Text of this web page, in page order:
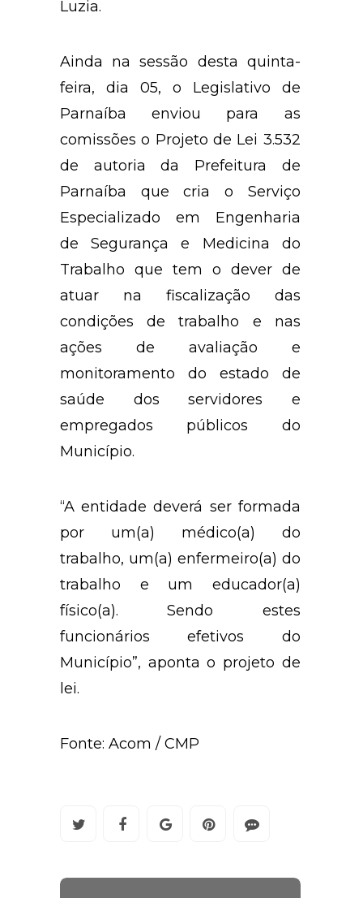
Luzia.
Ainda na sessão desta quinta-
feira, dia 05, o Legislativo de
Parnaíba enviou para as
comissões o Projeto de Lei 3.532
de autoria da Prefeitura de
Parnaíba que cria o Serviço
Especializado em Engenharia
de Segurança e Medicina do
Trabalho que tem o dever de
atuar na fiscalização das
condições de trabalho e nas
ações de avaliação e
monitoramento do estado de
saúde dos servidores e
empregados públicos do
Município.
“A entidade deverá ser formada
por um(a) médico(a) do
trabalho, um(a) enfermeiro(a) do
trabalho e um educador(a)
físico(a). Sendo estes
funcionários efetivos do
Município”, aponta o projeto de
lei.
Fonte: Acom / CMP